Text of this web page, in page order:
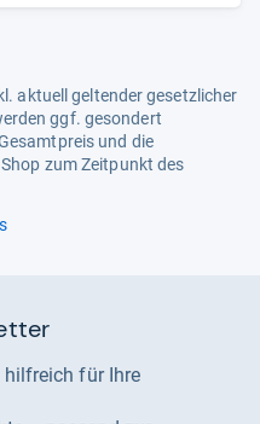
aktuell geltender gesetzlicher
ggf. gesondert
und die
zum Zeitpunkt des